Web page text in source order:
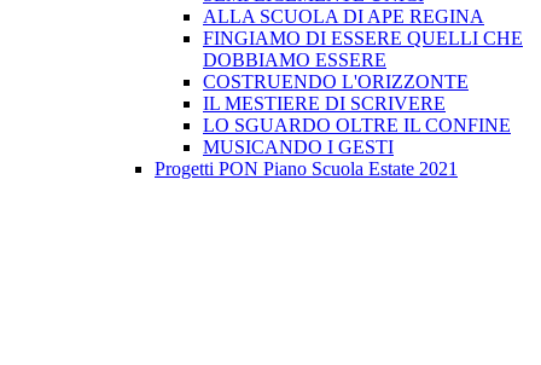
ALLA SCUOLA DI APE REGINA
FINGIAMO DI ESSERE QUELLI CHE
DOBBIAMO ESSERE
COSTRUENDO L'ORIZZONTE
IL MESTIERE DI SCRIVERE
LO SGUARDO OLTRE IL CONFINE
MUSICANDO I GESTI
Progetti PON Piano Scuola Estate 2021